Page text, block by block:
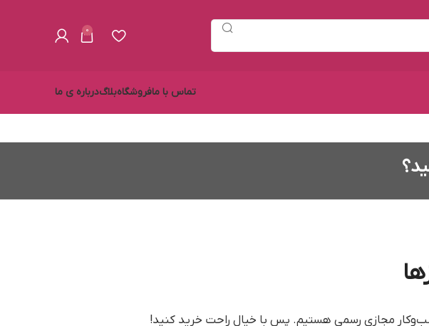
0
تماس با مافروشگاهبلاگدرباره ی ما
کسب‌وکار مجازی رسمی هستیم. پس با خیال راحت خرید کنید!